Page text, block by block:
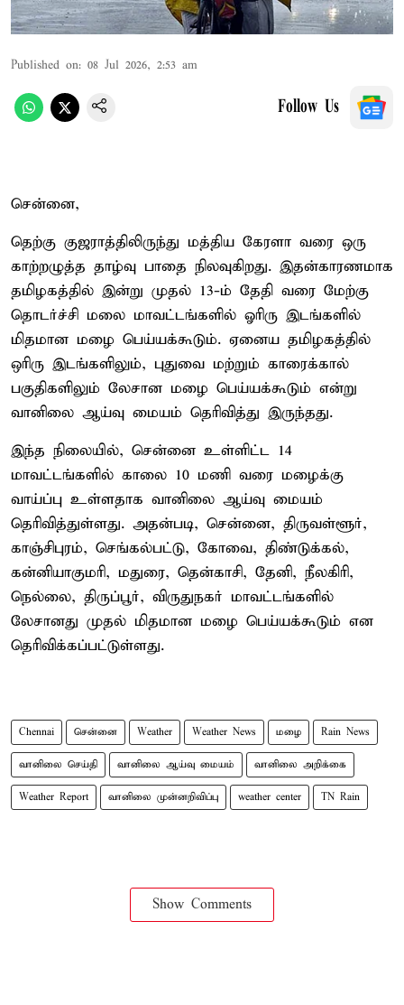
Published on: 08 Jul 2026, 2:53 am
Follow Us
சென்னை,
தெற்கு குஜராத்திலிருந்து மத்திய கேரளா வரை ஒரு
காற்றழுத்த தாழ்வு பாதை நிலவுகிறது. இதன்காரணமாக
தமிழகத்தில் இன்று முதல் 13-ம் தேதி வரை மேற்கு
தொடர்ச்சி மலை மாவட்டங்களில் ஓரிரு இடங்களில்
மிதமான மழை பெய்யக்கூடும். ஏனைய தமிழகத்தில்
ஒரிரு இடங்களிலும், புதுவை மற்றும் காரைக்கால்
பகுதிகளிலும் லேசான மழை பெய்யக்கூடும் என்று
வானிலை ஆய்வு மையம் தெரிவித்து இருந்தது.
இந்த நிலையில், சென்னை உள்ளிட்ட 14
மாவட்டங்களில் காலை 10 மணி வரை மழைக்கு
வாய்ப்பு உள்ளதாக வானிலை ஆய்வு மையம்
தெரிவித்துள்ளது. அதன்படி, சென்னை, திருவள்ளூர்,
காஞ்சிபுரம், செங்கல்பட்டு, கோவை, திண்டுக்கல்,
கன்னியாகுமரி, மதுரை, தென்காசி, தேனி, நீலகிரி,
நெல்லை, திருப்பூர், விருதுநகர் மாவட்டங்களில்
லேசானது முதல் மிதமான மழை பெய்யக்கூடும் என
தெரிவிக்கப்பட்டுள்ளது.
Chennai சென்னை Weather Weather News மழை Rain News
வானிலை செய்தி வானிலை ஆய்வு மையம் வானிலை அறிக்கை
Weather Report வானிலை முன்னறிவிப்பு weather center TN Rain
Show Comments